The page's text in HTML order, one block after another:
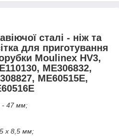
сталі - ніж та
для приготування
Moulinex HV3,
ME306832,
ME60515E,
- 47 мм;
x 8,5 мм;